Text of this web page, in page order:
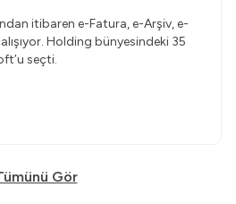
itibaren e-Fatura, e-Arşiv, e-
Holding bünyesindeki 35
seçti.
Gör